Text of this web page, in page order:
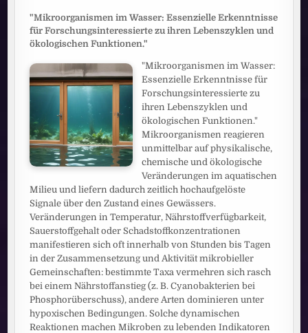
"Mikroorganismen im Wasser: Essenzielle Erkenntnisse
für Forschungsinteressierte zu ihren Lebenszyklen und
ökologischen Funktionen."
"Mikroorganismen im Wasser:
Essenzielle Erkenntnisse für
Forschungsinteressierte zu
ihren Lebenszyklen und
ökologischen Funktionen."
Mikroorganismen reagieren
unmittelbar auf physikalische,
chemische und ökologische
Veränderungen im aquatischen
Milieu und liefern dadurch zeitlich hochaufgelöste
Signale über den Zustand eines Gewässers.
Veränderungen in Temperatur, Nährstoffverfügbarkeit,
Sauerstoffgehalt oder Schadstoffkonzentrationen
manifestieren sich oft innerhalb von Stunden bis Tagen
in der Zusammensetzung und Aktivität mikrobieller
Gemeinschaften: bestimmte Taxa vermehren sich rasch
bei einem Nährstoffanstieg (z. B. Cyanobakterien bei
Phosphorüberschuss), andere Arten dominieren unter
hypoxischen Bedingungen. Solche dynamischen
Reaktionen machen Mikroben zu lebenden Indikatoren